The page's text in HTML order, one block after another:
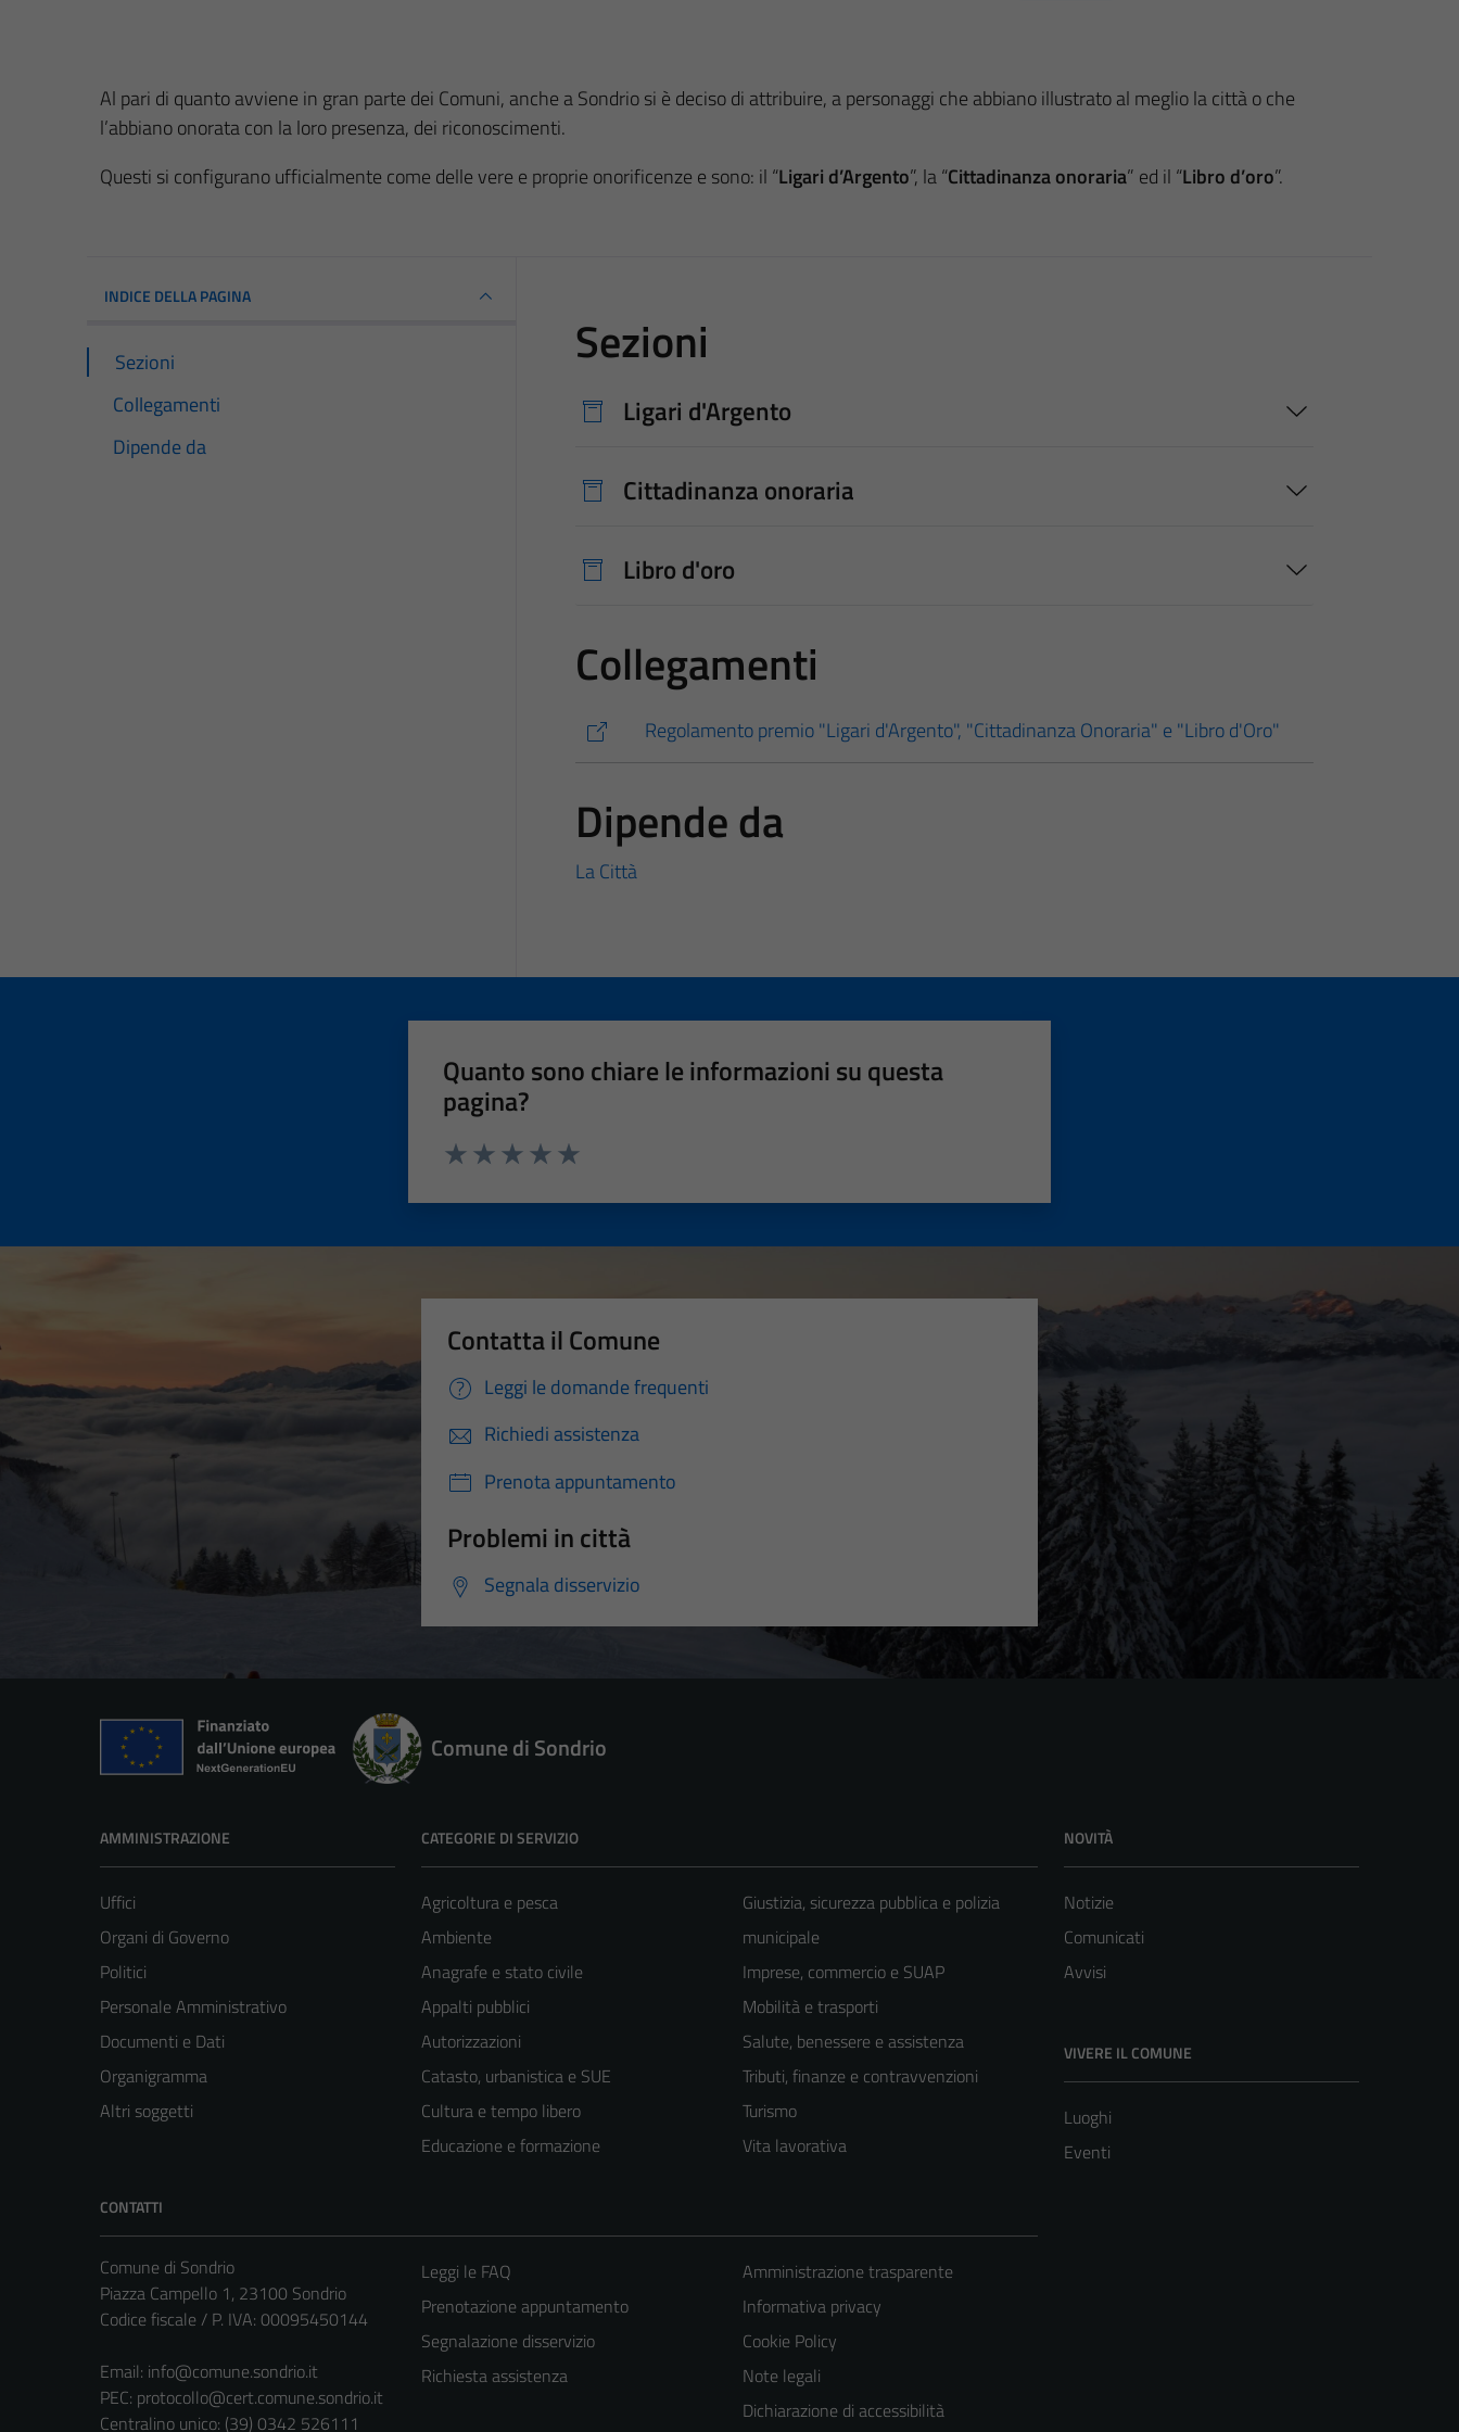
Al pari di quanto avviene in gran parte dei Comuni, anche a Sondrio si è deciso di attribuire, a personaggi che abbiano illustrato al meglio la città o che
l’abbiano onorata con la loro presenza, dei riconoscimenti.
Questi si configurano ufficialmente come delle vere e proprie onorificenze e sono: il “Ligari d’Argento”, la “Cittadinanza onoraria” ed il “Libro d’oro”.
INDICE DELLA PAGINA
Sezioni
Collegamenti
Dipende da
Sezioni
Ligari d'Argento
Cittadinanza onoraria
Libro d'oro
Collegamenti
Regolamento premio "Ligari d'Argento", "Cittadinanza Onoraria" e "Libro d'Oro"
Dipende da
La Città
Quanto sono chiare le informazioni su questa
pagina?
Contatta il Comune
Leggi le domande frequenti
Richiedi assistenza
Prenota appuntamento
Problemi in città
Segnala disservizio
Comune di Sondrio
AMMINISTRAZIONE
Uffici
Organi di Governo
Politici
Personale Amministrativo
Documenti e Dati
Organigramma
Altri soggetti
CATEGORIE DI SERVIZIO
Agricoltura e pesca
Ambiente
Anagrafe e stato civile
Appalti pubblici
Autorizzazioni
Catasto, urbanistica e SUE
Cultura e tempo libero
Educazione e formazione
Giustizia, sicurezza pubblica e polizia
municipale
Imprese, commercio e SUAP
Mobilità e trasporti
Salute, benessere e assistenza
Tributi, finanze e contravvenzioni
Turismo
Vita lavorativa
NOVITÀ
Notizie
Comunicati
Avvisi
VIVERE IL COMUNE
Luoghi
Eventi
CONTATTI
Comune di Sondrio
Piazza Campello 1, 23100 Sondrio
Codice fiscale / P. IVA: 00095450144
Email: info@comune.sondrio.it
PEC: protocollo@cert.comune.sondrio.it
Centralino unico: (39) 0342 526111
Leggi le FAQ
Prenotazione appuntamento
Segnalazione disservizio
Richiesta assistenza
Amministrazione trasparente
Informativa privacy
Cookie Policy
Note legali
Dichiarazione di accessibilità